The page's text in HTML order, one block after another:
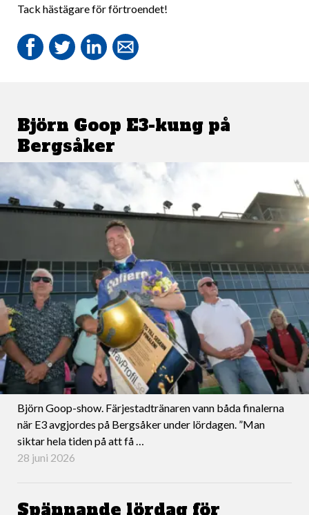
Tack hästägare för förtroendet!
Björn Goop E3-kung på
Bergsåker
28 juni 2026
Björn Goop-show. Färjestadtränaren vann båda finalerna
när E3 avgjordes på Bergsåker under lördagen. ”Man
siktar hela tiden på att få …
Spännande lördag för